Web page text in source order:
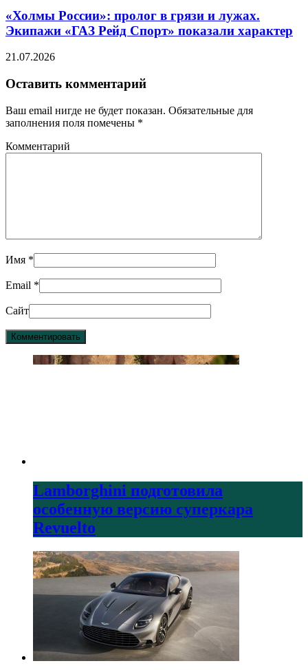
«Холмы России»: пролог в грязи и лужах.
Экипажи «ГАЗ Рейд Спорт» показали характер
21.07.2026
Оставить комментарий
Ваш email нигде не будет показан. Обязательные для
заполнения поля помечены *
Комментарий
Имя *
Email *
Сайт
Lamborghini подготовила
особенную версию суперкара
Revuelto